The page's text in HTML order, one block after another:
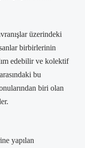
üzerindeki
birbirlerinin
edebilir ve kolektif
bu
biri olan
yapılan